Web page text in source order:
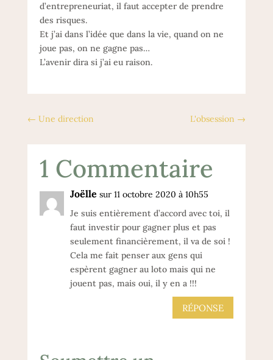
d’entrepreneuriat, il faut accepter de prendre
des risques.
Et j’ai dans l’idée que dans la vie, quand on ne
joue pas, on ne gagne pas…
L’avenir dira si j’ai eu raison.
← Une direction L'obsession →
1 Commentaire
Joëlle sur 11 octobre 2020 à 10h55
Je suis entièrement d’accord avec toi, il
faut investir pour gagner plus et pas
seulement financièrement, il va de soi !
Cela me fait penser aux gens qui
espèrent gagner au loto mais qui ne
jouent pas, mais oui, il y en a !!!
RÉPONSE